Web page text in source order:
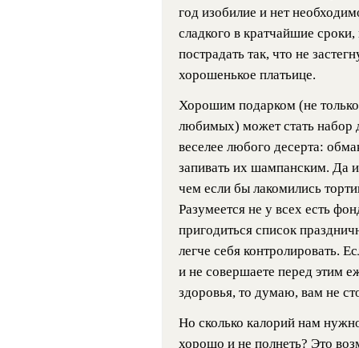
год изобилие и нет
сладкого в кратчайшие
пострадать так, что не
хорошенькое платьице.
Хорошим подарком (не только
любимых) может стать набор
веселее любого десерта:
запивать их шампанским. Да
чем если бы лакомились
Разумеется не у всех есть
пригодиться список
легче себя контролировать.
и не совершаете перед этим
здоровья, то думаю, вам не
Но сколько калорий нам
хорошо и не полнеть? Это